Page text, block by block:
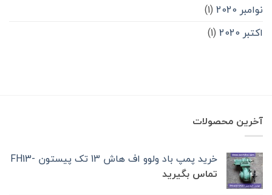
نوامبر 2020
(1)
اکتبر 2020
(1)
آخرین محصولات
خرید پمپ باد ولوو اف هاش 13 تک‌ پیستون -FH13
تماس بگیرید